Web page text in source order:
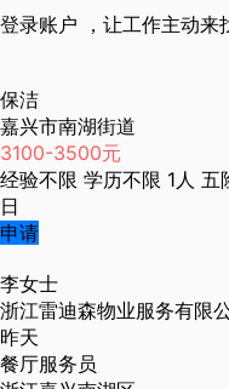
登录账户 ，让工作主动来
保洁
嘉兴市南湖街道
3100-3500元
经验不限 学历不限 1人 五
日
申请
李女士
浙江雷迪森物业服务有限
昨天
餐厅服务员